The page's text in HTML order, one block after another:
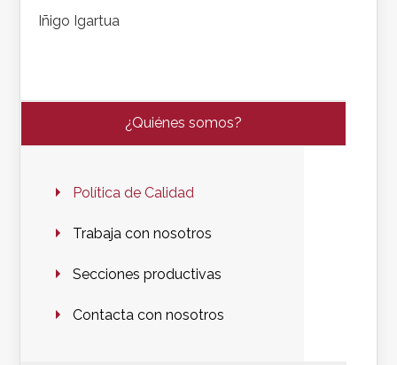
Iñigo Igartua
¿Quiénes somos?
Política de Calidad
Trabaja con nosotros
Secciones productivas
Contacta con nosotros